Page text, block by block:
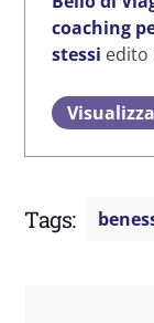
coaching
stessi edito
Tags: